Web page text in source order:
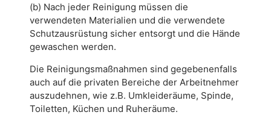
(b) Nach jeder Reinigung müssen die
verwendeten Materialien und die verwendete
Schutzausrüstung sicher entsorgt und die Hände
gewaschen werden.
Die Reinigungsmaßnahmen sind gegebenenfalls
auch auf die privaten Bereiche der Arbeitnehmer
auszudehnen, wie z.B. Umkleideräume, Spinde,
Toiletten, Küchen und Ruheräume.